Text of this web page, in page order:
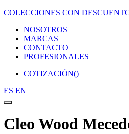
COLECCIONES CON
NOSOTROS
MARCAS
CONTACTO
PROFESIONALES
COTIZACIÓN()
ES EN
Cleo Wood